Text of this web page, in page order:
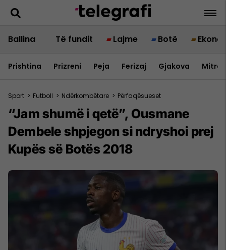
Ballina Të fundit Lajme Botë
Prishtina Prizreni Peja Ferizaj Gjakova
Sport > Futboll > Ndërkombëtare > Përfaqësueset
“Jam shumë i qetë”, Ousmane
Dembele shpjegon si ndryshoi prej
Kupës së Botës 2018